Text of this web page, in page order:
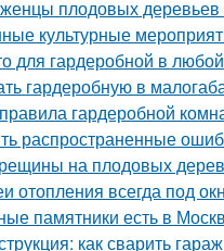
плодовых
культурные
для гардеробной в
гардеробную в
гардеробной
распространенные
на плодовых
отопления всегда под
памятники есть в
как сварить